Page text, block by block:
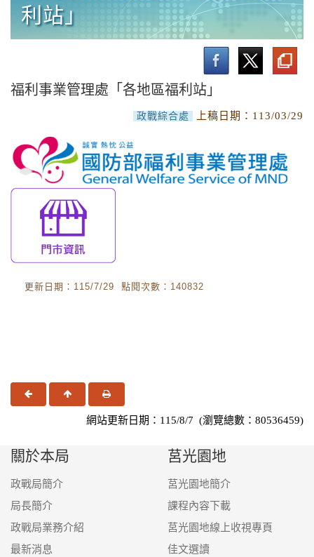
政戰局業務介紹
最新消息
相關單位聯絡電話
漢聲電台
青年日報社
福利事業管理處「各地區福利站」
軍事新聞通訊社
利站」
福利事業管理處「各地區福利站」
政戰綜合處 上稿日期： 113/03/29
更新日期：115/7/29 點閱次數：140832
上一頁 回頂端 友善列印
網站更新日期：115/8/7 (瀏覽總數：80536459)
關於本局
政戰局簡介
局長簡介
政戰局業務介紹
最新消息
莒光園地
莒光園地簡介
課程內容下載
莒光園地線上收視專頁
佳文選讀